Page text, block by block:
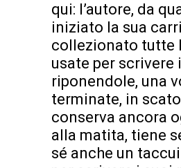
qui: l’autore, da
iniziato la sua
collezionato tutte
usate per scrivere
riponendole, una
terminate, in
conserva ancora
alla matita, tiene
sé anche un